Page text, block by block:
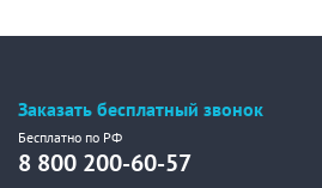
Заказать бесплатный звонок
Бесплатно по РФ
8 800 200-60-57